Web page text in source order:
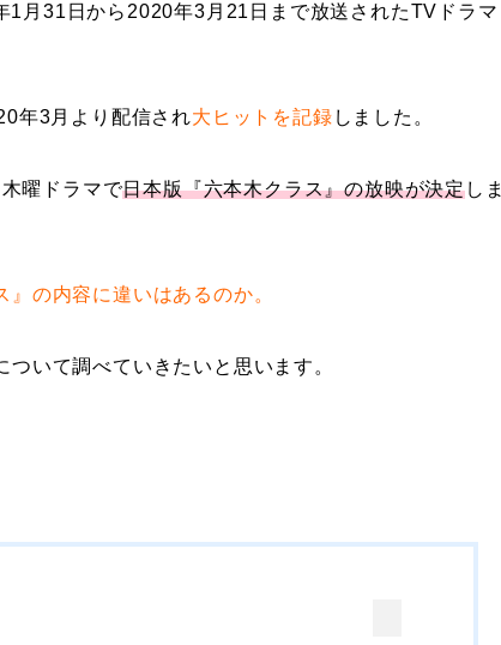
月31日から2020年3月21日まで放送されたTVドラマ
年3月より配信され大ヒットを記録 しました。
曜ドラマで日本版『六本木クラス』の放映が決定しま
』の内容に違いはあるのか。
ついて調べていきたいと思います。